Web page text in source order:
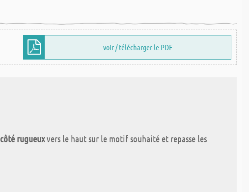
voir / télécharger le PDF
côté rugueuxvers le haut sur le motif souhaité et repasse les